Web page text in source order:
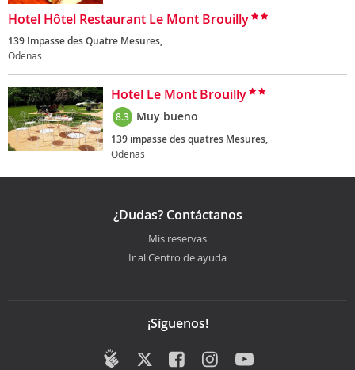
Hotel Hôtel Restaurant Le Mont Brouilly
139 Impasse des Quatre Mesures,
Odenas
Hotel Le Mont Brouilly
8.3 Muy bueno
139 impasse des quatres Mesures,
Odenas
¿Dudas? Contáctanos
Mis reservas
Ir al Centro de ayuda
¡Síguenos!